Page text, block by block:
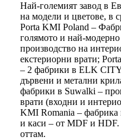
Най-големият завод в
на модели и цветове, в
Porta KMI Poland –
голямото и най-
производство на
екстериорни врати;
– 2 фабрики в ELK
дървени и метални
фабрики в Suwalki –
врати (входни и
KMI Romania – фабрика
и каси – от MDF и HDF.
оттам.